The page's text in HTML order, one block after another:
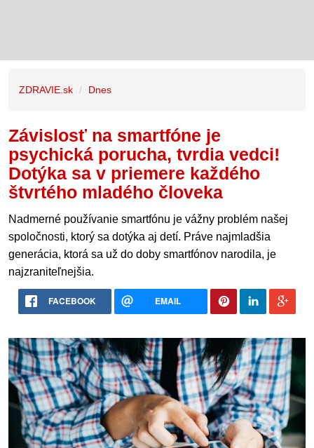
ZDRAVIE.sk Dnes
Závislosť na smartfóne je
psychická porucha, tvrdia vedci!
Dotýka sa v priemere každého
štvrtého mladého človeka
Nadmerné používanie smartfónu je vážny problém našej
spoločnosti, ktorý sa dotýka aj detí. Práve najmladšia
generácia, ktorá sa už do doby smartfónov narodila, je
najzraniteľnejšia.
FACEBOOK EMAIL